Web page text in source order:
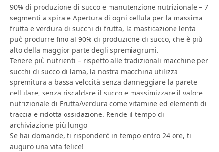
90% di produzione di succo e manutenzione nutrizionale – 7
segmenti a spirale Apertura di ogni cellula per la massima
frutta e verdura di succhi di frutta, la masticazione lenta
può produrre fino al 90% di produzione di succo, che è più
alto della maggior parte degli spremiagrumi.
Tenere più nutrienti – rispetto alle tradizionali macchine per
succhi di succo di lama, la nostra macchina utilizza
spremitura a bassa velocità senza danneggiare la parete
cellulare, senza riscaldare il succo e massimizzare il valore
nutrizionale di Frutta/verdura come vitamine ed elementi di
traccia e ridotta ossidazione. Rende il tempo di
archiviazione più lungo.
Se hai domande, ti risponderò in tempo entro 24 ore, ti
auguro una vita felice!